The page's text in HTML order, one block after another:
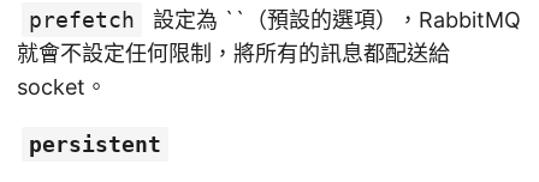
prefetch
設定為 ``（預設的選項），RabbitMQ
就會不設定任何限制，將所有的訊息都配送給
socket。
persistent